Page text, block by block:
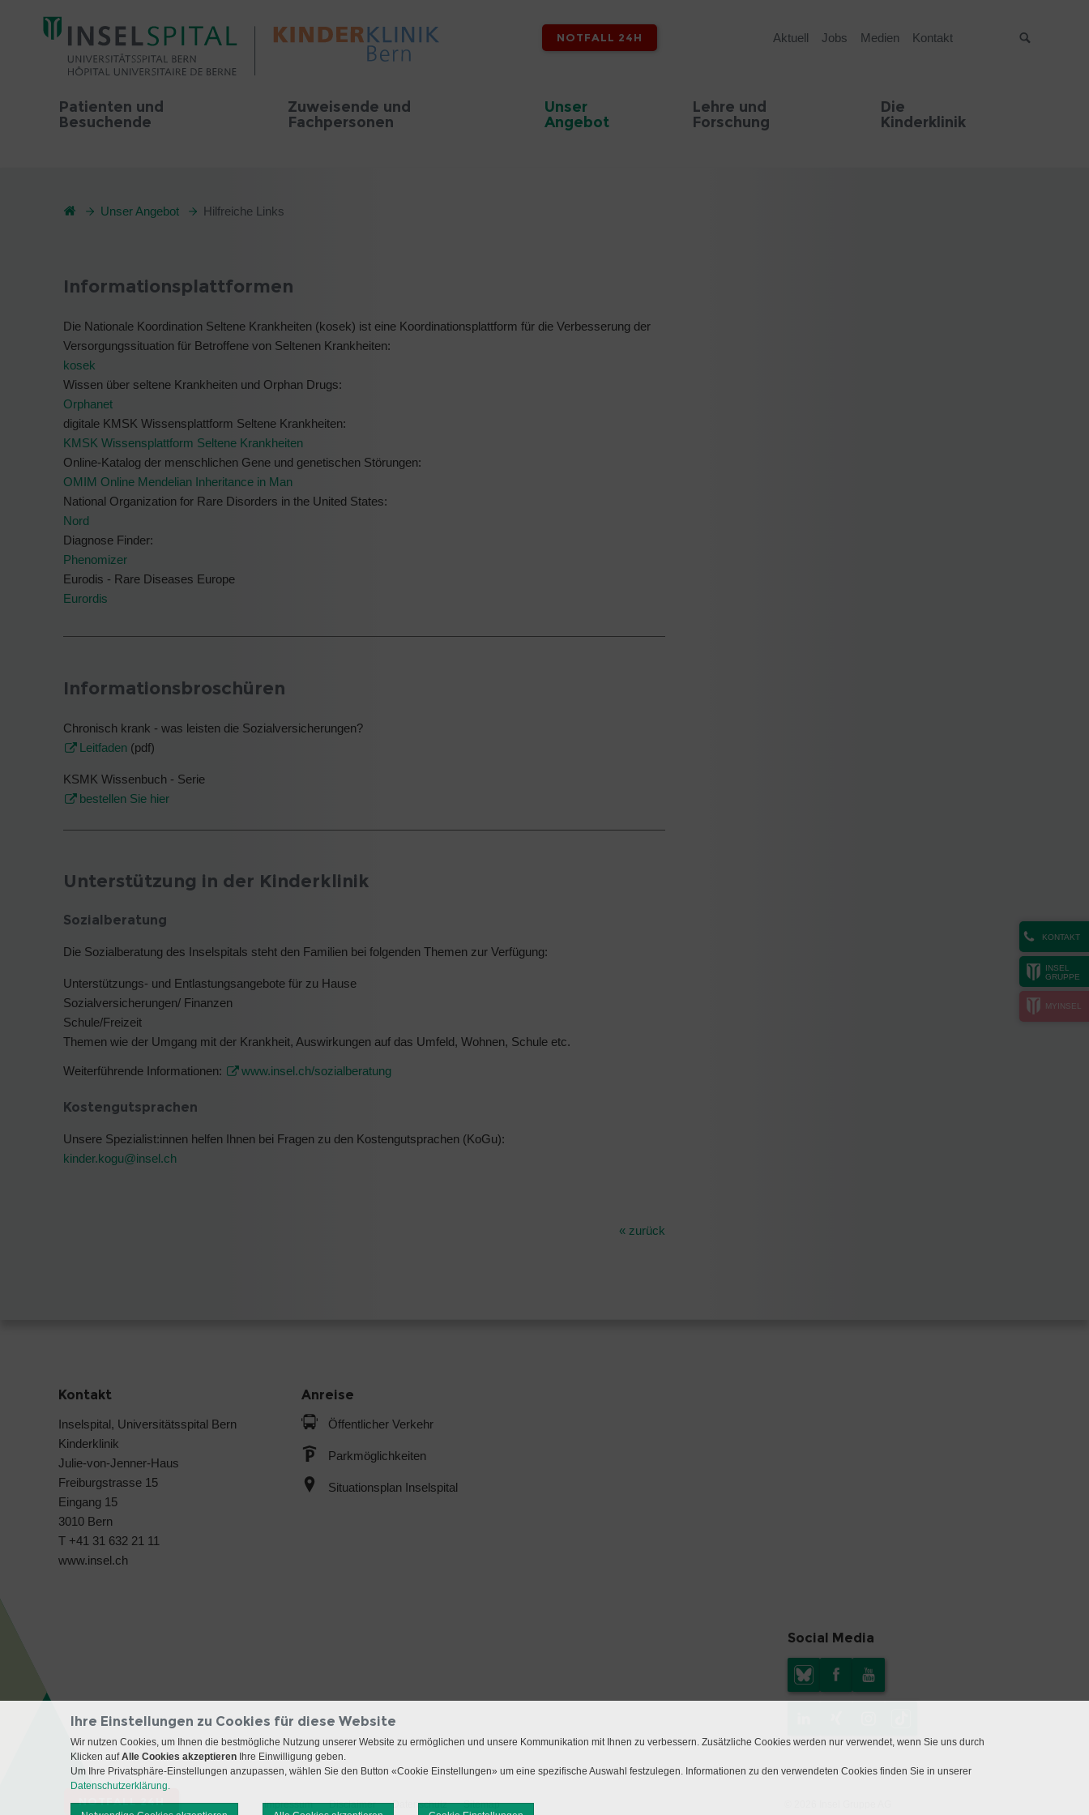
NOTFALL 24H Aktuell Jobs Medien Kontakt
Patienten und
Besuchende
Zuweisende und
Fachpersonen
Unser
Angebot
Lehre und
Forschung
Die
Kinderklinik
KONTAKT
INSEL
GRUPPE
MYINSEL
Unser Angebot Hilfreiche Links
Informationsplattformen
Die Nationale Koordination Seltene Krankheiten (kosek) ist eine Koordinationsplattform für die Verbesserung der
Versorgungssituation für Betroffene von Seltenen Krankheiten:
kosek
Wissen über seltene Krankheiten und Orphan Drugs:
Orphanet
digitale KMSK Wissensplattform Seltene Krankheiten:
KMSK Wissensplattform Seltene Krankheiten
Online-Katalog der menschlichen Gene und genetischen Störungen:
OMIM Online Mendelian Inheritance in Man
National Organization for Rare Disorders in the United States:
Nord
Diagnose Finder:
Phenomizer
Eurodis - Rare Diseases Europe
Eurordis
Informationsbroschüren
Chronisch krank - was leisten die Sozialversicherungen?
Leitfaden (pdf)
KSMK Wissenbuch - Serie
bestellen Sie hier
Unterstützung in der Kinderklinik
Sozialberatung
Die Sozialberatung des Inselspitals steht den Familien bei folgenden Themen zur Verfügung:
Unterstützungs- und Entlastungsangebote für zu Hause
Sozialversicherungen/ Finanzen
Schule/Freizeit
Themen wie der Umgang mit der Krankheit, Auswirkungen auf das Umfeld, Wohnen, Schule etc.
Weiterführende Informationen: www.insel.ch/sozialberatung
Kostengutsprachen
Unsere Spezialist:innen helfen Ihnen bei Fragen zu den Kostengutsprachen (KoGu):
kinder.kogu@insel.ch
« zurück
Kontakt
Inselspital, Universitätsspital Bern
Kinderklinik
Julie-von-Jenner-Haus
Freiburgstrasse 15
Eingang 15
3010 Bern
T +41 31 632 21 11
www.insel.ch
Anreise
Öffentlicher Verkehr
Parkmöglichkeiten
Situationsplan Inselspital
Social Media
NOTFALL 24H Impressum Disclaimer Datenschutz Sitemap
Ihre Einstellungen zu Cookies für diese Website
Wir nutzen Cookies, um Ihnen die bestmögliche Nutzung unserer Website zu ermöglichen und unsere Kommunikation mit Ihnen zu verbessern. Zusätzliche Cookies werden nur verwendet, wenn Sie uns durch
Klicken aufAlle Cookies akzeptieren Ihre Einwilligung geben.
Um Ihre Privatsphäre-Einstellungen anzupassen, wählen Sie den Button «Cookie Einstellungen» um eine spezifische Auswahl festzulegen. Informationen zu den verwendeten Cookies finden Sie in unserer
Datenschutzerklärung.